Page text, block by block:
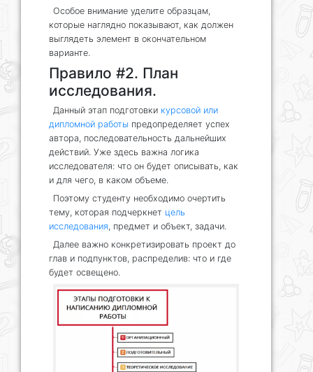
Особое внимание уделите образцам,
которые наглядно показывают, как должен
выглядеть элемент в окончательном
варианте.
Правило #2. План
исследования.
Данный этап подготовки курсовой или
дипломной работы предопределяет успех
автора, последовательность дальнейших
действий. Уже здесь важна логика
исследователя: что он будет описывать, как
и для чего, в каком объеме.
Поэтому студенту необходимо очертить
тему, которая подчеркнет цель
исследования, предмет и объект, задачи.
Далее важно конкретизировать проект до
глав и подпунктов, распределив: что и где
будет освещено.